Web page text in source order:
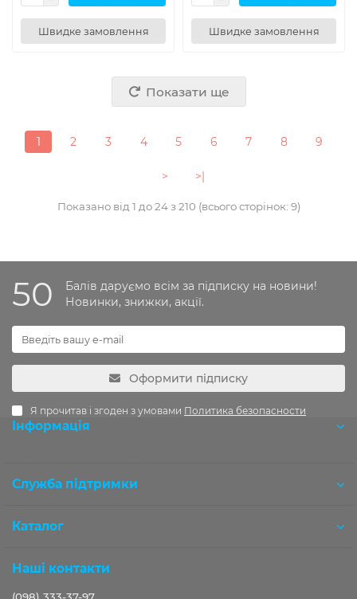
Швидке замовлення Швидке замовлення
Показати ще
1 2 3 4 5 6 7 8 9
> >|
Показано від 1 до 24 з 210 (всього сторінок: 9)
50
Балів даруємо всім за підписку на новини!
Новинки, знижки, акції.
Оформити підписку
Я прочитав і згоден з умовами Политика безопасности
Інформація
Служба підтримки
Каталог
Наші контакти